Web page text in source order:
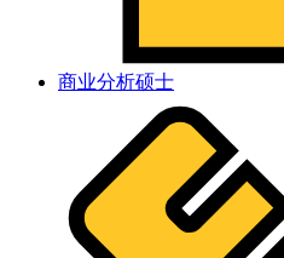
商业分析硕士